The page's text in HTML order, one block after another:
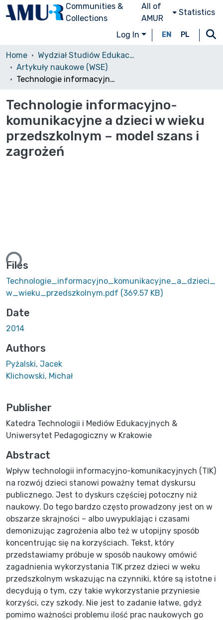
Communities &
Collections
All of
AMUR
Statistics
Log In EN PL
Home
Wydział Studiów Edukacyjnych (WSE)/Faculty of Educational Studies
Artykuły naukowe (WSE)
Technologie informacyjno-komunikacyjne a dzieci w wieku przedszkolnym – model szans i zagrożeń
Technologie informacyjno-
komunikacyjne a dzieci w wieku
przedszkolnym – model szans i
zagrożeń
Files
Technologie_informacyjno_komunikacyjne_a_dzieci_
w_wieku_przedszkolnym.pdf (369.57 KB)
Date
2014
Authors
Pyżalski, Jacek
Klichowski, Michał
Publisher
Katedra Technologii i Mediów Edukacyjnych &
Uniwersytet Pedagogiczny w Krakowie
Abstract
Wpływ technologii informacyjno-komunikacyjnych (TIK)
na rozwój dzieci stanowi poważny temat dyskursu
publicznego. Jest to dyskurs częściej potoczny niż
naukowy. Do tego bardzo często prowadzony jest on w
obszarze skrajności – albo uwypuklając i czasami
demonizując zagrożenia albo też w utopijny sposób
koncentrując się na korzyściach. Tekst, który
przedstawiamy próbuje w sposób naukowy omówić
zagadnienia wykorzystania TIK przez dzieci w weku
przedszkolnym wskazując na czynniki, które są istotne i
decydują o tym, czy takie wykorzystanie przyniesie
korzyści, czy szkody. Nie jest to zadanie łatwe, gdyż
pomimo ważności problemu ilość prac naukowych go